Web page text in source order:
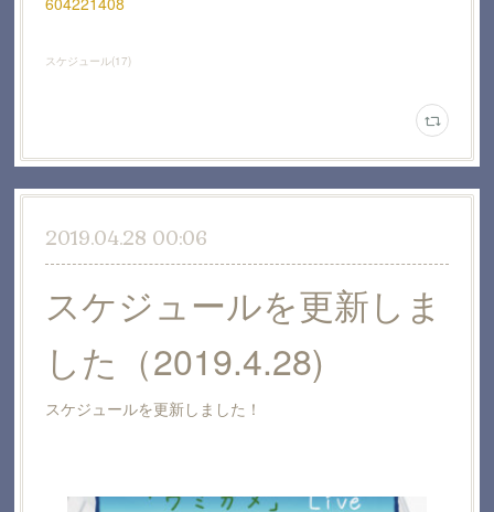
スケジュール(17)
2019.04.28 00:06
スケジュールを更新しま
した（2019.4.28)
スケジュールを更新しました！